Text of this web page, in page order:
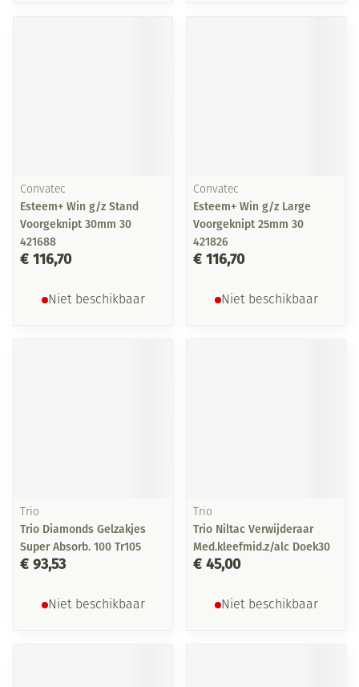
Convatec
Esteem+ Win g/z Stand
Voorgeknipt 30mm 30
421688
€ 116,70
Niet beschikbaar
Convatec
Esteem+ Win g/z Large
Voorgeknipt 25mm 30
421826
€ 116,70
Niet beschikbaar
Trio
Trio Diamonds Gelzakjes
Super Absorb. 100 Tr105
€ 93,53
Niet beschikbaar
Trio
Trio Niltac Verwijderaar
Med.kleefmid.z/alc Doek30
€ 45,00
Niet beschikbaar